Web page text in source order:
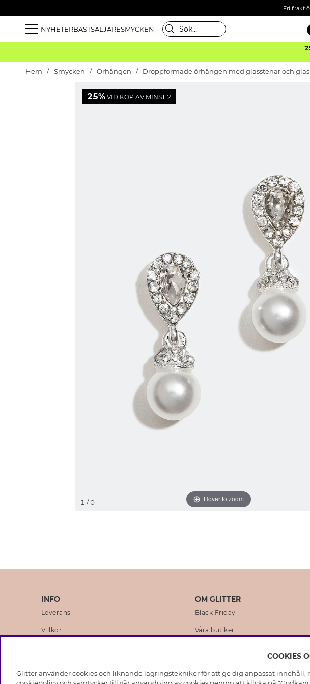
Fri frakt
NYHETERBÄSTSÄLJARESMYCKEN
Hem Smycken Örhängen Droppformade örhängen med glasstenar och
25% VID KÖP AV MINST 2
Hover to zoom
1 / 0
INFO
Leverans
Villkor
Medlemsvillkor
OM GLITTER
Black Friday
Våra butiker
Hållbarhet
COOKIES
Glitter använder cookies och liknande lagringstekniker för att ge dig anpassat